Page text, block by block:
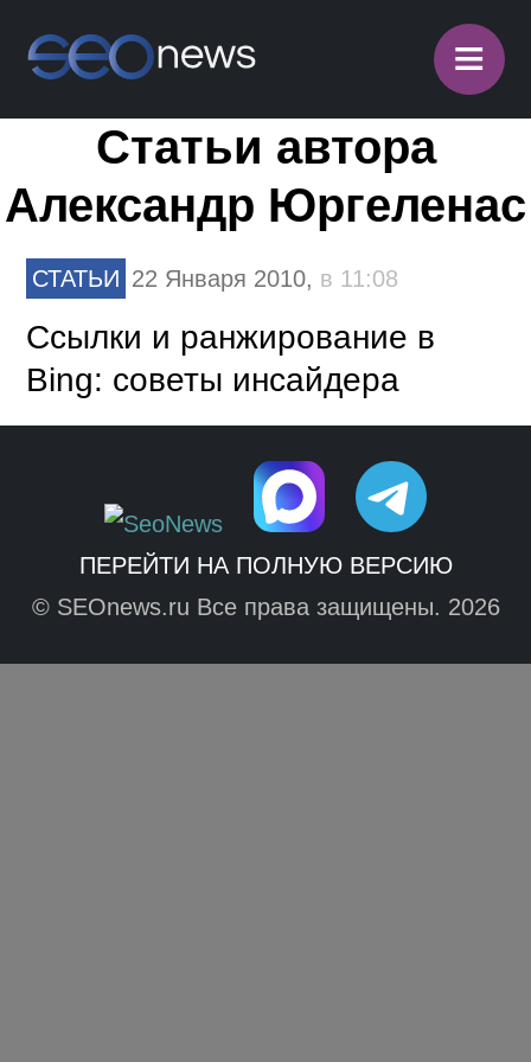
≡
Статьи автора
Александр Юргеленас
СТАТЬИ 22 Января 2010, в 11:08
Ссылки и ранжирование в
Bing: советы инсайдера
ПЕРЕЙТИ НА ПОЛНУЮ ВЕРСИЮ
© SEOnews.ru Все права защищены. 2026